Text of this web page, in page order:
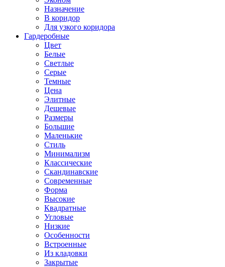
Назначение
В коридор
Для узкого коридора
Гардеробные
Цвет
Белые
Светлые
Серые
Темные
Цена
Элитные
Дешевые
Размеры
Большие
Маленькие
Стиль
Минимализм
Классические
Скандинавские
Современные
Форма
Высокие
Квадратные
Угловые
Низкие
Особенности
Встроенные
Из кладовки
Закрытые